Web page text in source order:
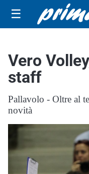
☰
Vero
staff
Pallavolo - Oltre al
novità